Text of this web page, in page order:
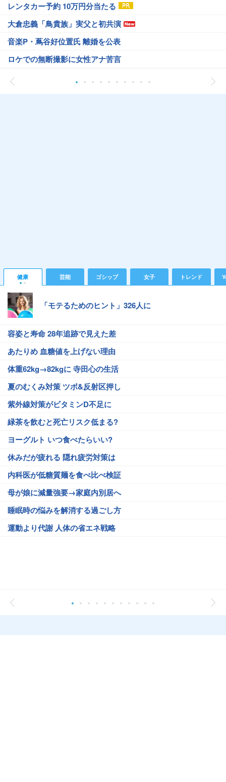
レンタカー予約 10万円分当たる
大倉忠義「鳥貴族」実父と初共演
音楽P・蔦谷好位置氏 離婚を公表
ロケでの無断撮影に女性アナ苦言
健康 芸能 ゴシップ 女子 トレンド
「モテるためのヒント」326人に
容姿と寿命 28年追跡で見えた差
あたりめ 血糖値を上げない理由
体重62kg→82kgに 寺田心の生活
夏のむくみ対策 ツボ&反射区押し
紫外線対策がビタミンD不足に
緑茶を飲むと死亡リスク低まる?
ヨーグルト いつ食べたらいい?
休みだが疲れる 隠れ疲労対策は
内科医が低糖質麺を食べ比べ検証
母が娘に減量強要→家庭内別居へ
睡眠時の悩みを解消する過ごし方
運動より代謝 人体の省エネ戦略